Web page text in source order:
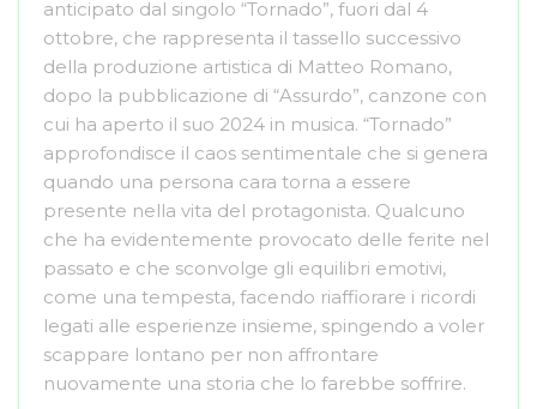
anticipato dal singolo “Tornado”, fuori dal 4
ottobre, che rappresenta il tassello successivo
della produzione artistica di Matteo Romano,
dopo la pubblicazione di “Assurdo”, canzone con
cui ha aperto il suo 2024 in musica. “Tornado”
approfondisce il caos sentimentale che si genera
quando una persona cara torna a essere
presente nella vita del protagonista. Qualcuno
che ha evidentemente provocato delle ferite nel
passato e che sconvolge gli equilibri emotivi,
come una tempesta, facendo riaffiorare i ricordi
legati alle esperienze insieme, spingendo a voler
scappare lontano per non affrontare
nuovamente una storia che lo farebbe soffrire.